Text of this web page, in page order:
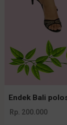
Endek Bali
Rp. 200.000